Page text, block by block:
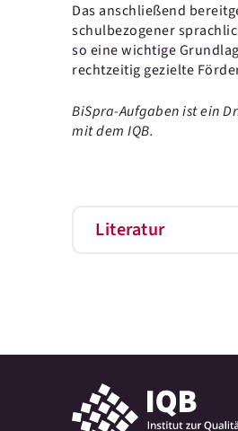
Das anschließend
schulbezogener
so eine wichtige
rechtzeitig gezielte
BiSpra-Aufgaben ist ein
mit dem IQB.
Literatur